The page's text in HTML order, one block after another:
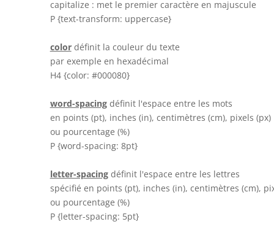
capitalize : met le premier caractère en majuscule
P {text-transform: uppercase}
colordéfinit la couleur du texte
par exemple en hexadécimal
H4 {color: #000080}
word-spacingdéfinit l'espace entre les mots
en points (pt), inches (in), centimètres (cm), pixels (px)
ou pourcentage (%)
P {word-spacing: 8pt}
letter-spacingdéfinit l'espace entre les lettres
spécifié en points (pt), inches (in), centimètres (cm),
ou pourcentage (%)
P {letter-spacing: 5pt}